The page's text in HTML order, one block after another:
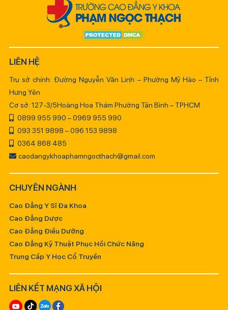
LIÊN HỆ
Trụ sở chính: Đường Nguyễn Văn Linh – Phường Mỹ Hào – Tỉnh
Hưng Yên
Cơ sở: 127-3/5Hoàng Hoa Thám Phường Tân Bình – TPHCM
0899 955 990 – 0969 955 990
093 351 9898 – 096 153 9898
0364 868 485
caodangykhoaphamngocthach@gmail.com
CHUYÊN NGÀNH
Cao Đẳng Y Sĩ Đa Khoa
Cao Đẳng Dược
Cao Đẳng Điều Dưỡng
Cao Đẳng Kỹ Thuật Phục Hồi Chức Năng
Trung Cấp Y Học Cổ Truyền
LIÊN KẾT MẠNG XÃ HỘI